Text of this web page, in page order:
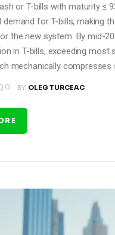
or T-bills with maturity ≤
demand for T-bills, making
the new system. By mid-
in T-bills, exceeding most
mechanically compresses
0 BY OLEG TURCEAC